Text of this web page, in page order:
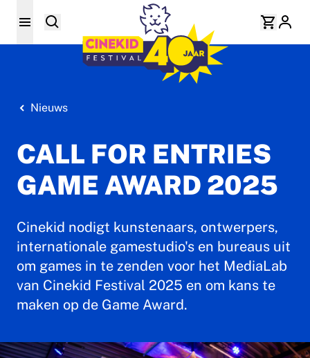
Nieuws
CALL FOR ENTRIES
GAME AWARD 2025
Cinekid nodigt kunstenaars, ontwerpers,
internationale gamestudio's en bureaus uit
om games in te zenden voor het MediaLab
van Cinekid Festival 2025 en om kans te
maken op de Game Award.